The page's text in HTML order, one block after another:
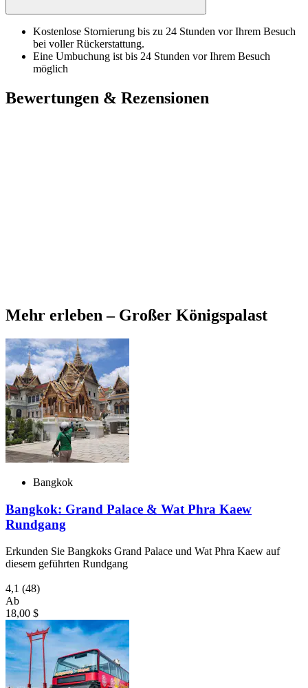
Kostenlose Stornierung bis zu 24 Stunden vor Ihrem Besuch
bei voller Rückerstattung.
Eine Umbuchung ist bis 24 Stunden vor Ihrem Besuch
möglich
Bewertungen & Rezensionen
Mehr erleben – Großer Königspalast
Bangkok
Bangkok: Grand Palace & Wat Phra Kaew
Rundgang
Erkunden Sie Bangkoks Grand Palace und Wat Phra Kaew auf
diesem geführten Rundgang
4,1 (48)
Ab
18,00 $